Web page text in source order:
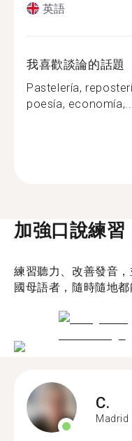
英語
我喜歡談論的話題
Pastelería,
poesía, economía,...
加強口說練習
練習聽力、改善發音
國母語者，隨時隨地
C.
Madrid